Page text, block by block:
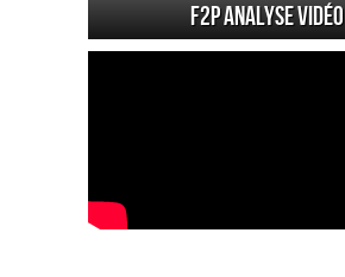
F2P Analyse vidéo